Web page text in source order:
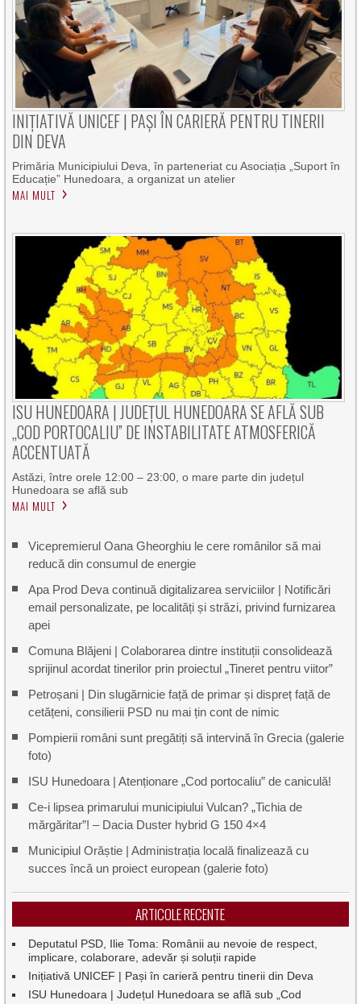
INIȚIATIVĂ UNICEF | PAȘI ÎN CARIERĂ PENTRU TINERII
DIN DEVA
Primăria Municipiului Deva, în parteneriat cu Asociația „Suport în
Educație” Hunedoara, a organizat un atelier
MAI MULT
ISU HUNEDOARA | JUDEȚUL HUNEDOARA SE AFLĂ SUB
„COD PORTOCALIU” DE INSTABILITATE ATMOSFERICĂ
ACCENTUATĂ
Astăzi, între orele 12:00 – 23:00, o mare parte din județul
Hunedoara se află sub
MAI MULT
Vicepremierul Oana Gheorghiu le cere românilor să mai
reducă din consumul de energie
Apa Prod Deva continuă digitalizarea serviciilor | Notificări
email personalizate, pe localități și străzi, privind furnizarea
apei
Comuna Blăjeni | Colaborarea dintre instituții consolidează
sprijinul acordat tinerilor prin proiectul „Tineret pentru viitor”
Petroșani | Din slugărnicie față de primar și dispreț față de
cetățeni, consilierii PSD nu mai țin cont de nimic
Pompierii români sunt pregătiți să intervină în Grecia (galerie
foto)
ISU Hunedoara | Atenționare „Cod portocaliu” de caniculă!
Ce-i lipsea primarului municipiului Vulcan? „Tichia de
mărgăritar”! – Dacia Duster hybrid G 150 4×4
Municipiul Orăștie | Administrația locală finalizează cu
succes încă un proiect european (galerie foto)
ARTICOLE RECENTE
Deputatul PSD, Ilie Toma: Românii au nevoie de respect,
implicare, colaborare, adevăr și soluții rapide
Inițiativă UNICEF | Pași în carieră pentru tinerii din Deva
ISU Hunedoara | Județul Hunedoara se află sub „Cod